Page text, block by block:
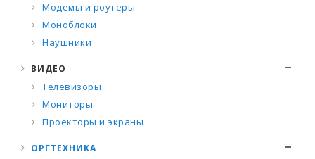
Модемы и роутеры
Моноблоки
Наушники
ВИДЕО
Телевизоры
Мониторы
Проекторы и экраны
ОРГТЕХНИКА